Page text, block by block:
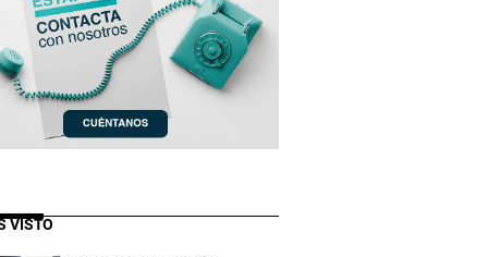
VISTO